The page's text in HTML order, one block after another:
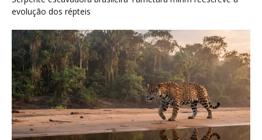
Últimas noticias
Nova espécie de rã é descoberta em florestas
do Acre
5 de agosto de 2026